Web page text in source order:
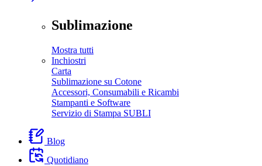
Sublimazione
Mostra tutti
Inchiostri
Carta
Sublimazione su Cotone
Accessori, Consumabili e Ricambi
Stampanti e Software
Servizio di Stampa SUBLI
Blog
Quotidiano